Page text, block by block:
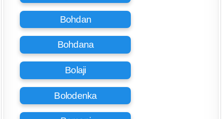
Bohdan
Bohdana
Bolaji
Bolodenka